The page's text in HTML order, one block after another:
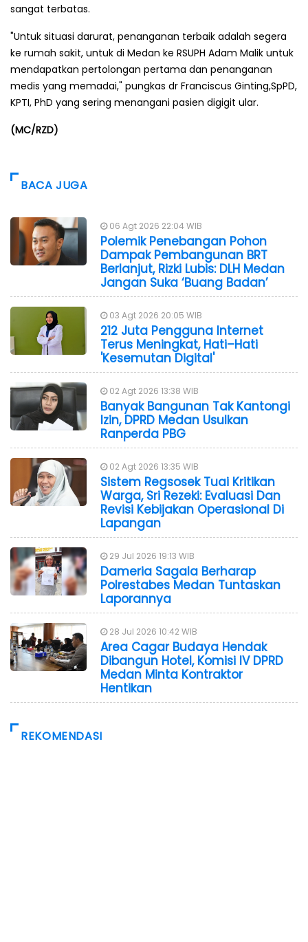
sangat terbatas.
"Untuk situasi darurat, penanganan terbaik adalah segera
ke rumah sakit, untuk di Medan ke RSUPH Adam Malik untuk
mendapatkan pertolongan pertama dan penanganan
medis yang memadai," pungkas dr Franciscus Ginting,SpPD,
KPTI, PhD yang sering menangani pasien digigit ular.
(MC/RZD)
BACA JUGA
06 Agt 2026 22:04 WIB
Polemik Penebangan Pohon
Dampak Pembangunan BRT
Berlanjut, Rizki Lubis: DLH Medan
Jangan Suka ‘Buang Badan’
03 Agt 2026 20:05 WIB
212 Juta Pengguna Internet
Terus Meningkat, Hati–Hati
'Kesemutan Digital'
02 Agt 2026 13:38 WIB
Banyak Bangunan Tak Kantongi
Izin, DPRD Medan Usulkan
Ranperda PBG
02 Agt 2026 13:35 WIB
Sistem Regsosek Tuai Kritikan
Warga, Sri Rezeki: Evaluasi Dan
Revisi Kebijakan Operasional Di
Lapangan
29 Jul 2026 19:13 WIB
Dameria Sagala Berharap
Polrestabes Medan Tuntaskan
Laporannya
28 Jul 2026 10:42 WIB
Area Cagar Budaya Hendak
Dibangun Hotel, Komisi IV DPRD
Medan Minta Kontraktor
Hentikan
REKOMENDASI